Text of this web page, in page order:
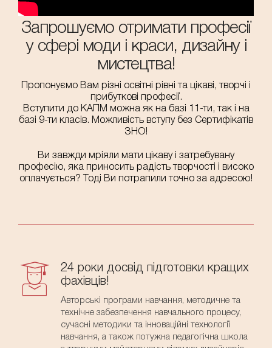
Запрошуємо отримати професії
у сфері моди і краси, дизайну і
мистецтва!
Пропонуємо Вам різні освітні рівні та цікаві, творчі і
прибуткові професії.
Вступити до КАПМ можна як на базі 11-ти, так і на
базі 9-ти класів. Можливість вступу без Сертифікатів
ЗНО!
Ви завжди мріяли мати цікаву і затребувану
професію, яка приносить радість творчості і високо
оплачується? Тоді Ви потрапили точно за адресою!
24 роки досвід підготовки кращих
фахівців!
Авторські програми навчання, методичне та
технічне забезпечення навчального процесу,
сучасні методики та інноваційні технології
навчання, а також потужна педагогічна школа